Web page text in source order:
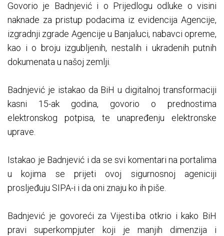
Govorio je Badnjević i o Prijedlogu odluke o visini
naknade za pristup podacima iz evidencija Agencije,
izgradnji zgrade Agencije u Banjaluci, nabavci opreme,
kao i o broju izgubljenih, nestalih i ukradenih putnih
dokumenata u našoj zemlji.
Badnjević je istakao da BiH u digitalnoj transformaciji
kasni 15-ak godina, govorio o prednostima
elektronskog potpisa, te unapređenju elektronske
uprave.
Istakao je Badnjević i da se svi komentari na portalima
u kojima se prijeti ovoj sigurnosnoj ageniciji
prosljeđuju SIPA-i i da oni znaju ko ih piše.
Badnjević je govoreći za Vijesti.ba otkrio i kako BiH
pravi superkompjuter koji je manjih dimenzija i